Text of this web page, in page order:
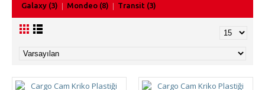
Galaxy (3)
Mondeo (8) Transit (3)